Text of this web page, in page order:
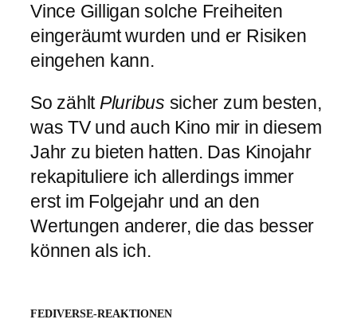
Vince Gilligan solche Freiheiten
eingeräumt wurden und er Risiken
eingehen kann.
So zählt Pluribus sicher zum besten,
was TV und auch Kino mir in diesem
Jahr zu bieten hatten. Das Kinojahr
rekapituliere ich allerdings immer
erst im Folgejahr und an den
Wertungen anderer, die das besser
können als ich.
FEDIVERSE-REAKTIONEN